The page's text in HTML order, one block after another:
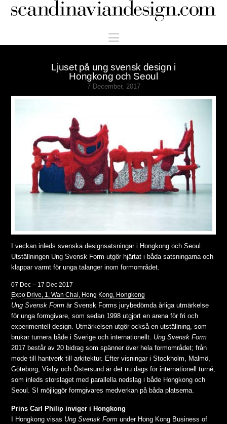
Scandinaviandesign.com
Navigation
Ljuset på ung svensk design i
Hongkong och Seoul
7 December, 2017
I veckan inleds svenska designsatsningar i Hongkong och Seoul.
Utställningen Ung Svensk Form utgör hjärtat i båda satsningarna och
klappar varmt för unga talanger inom formområdet.
07 Dec – 17 Dec 2017
Expo Drive, 1, Wan Chai, Hong Kong, Hongkong
Ung Svensk Form är Svensk Forms jurybedömda årliga utmärkelse
för unga formgivare, som sedan 1998 utgjort en arena för fri och
experimentell design. Utmärkelsen utgör också en utställning, som
brukar turnera både i Sverige och internationellt. Ung Svensk Form
2017 består av 20 bidrag som spänner över hela formområdet; från
mode till hantverk till arkitektur. Efter visningar i Stockholm, Malmö,
Göteborg, Visby och Östersund är det nu dags för internationell turné,
som inleds storslaget med parallella nedslag i både Hongkong och
Seoul. SI möjliggör formgivares medverkan på båda platserna.
Prins Carl Philip inviger i Hongkong
I Hongkong visas Ung Svensk Form under Hong Kong Business of